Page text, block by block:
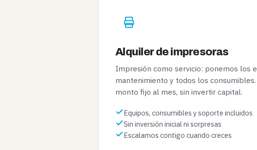
Alquiler de impresoras
Impresión como servicio: ponemos los
mantenimiento y todos los consumibles.
monto fijo al mes, sin invertir capital.
Equipos, consumibles y soporte incluidos
Sin inversión inicial ni sorpresas
Escalamos contigo cuando creces